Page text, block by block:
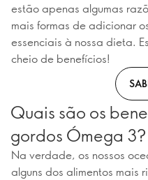
estão apenas algumas
mais formas de adicionar
essenciais à nossa dieta.
cheio de benefícios!
Quais são os
gordos Ómega 3?
Na verdade, os nossos
alguns dos alimentos mais